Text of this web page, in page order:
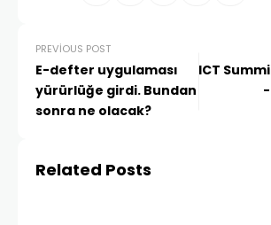
PREVIOUS POST
E-defter uygulaması
yürürlüğe girdi. Bundan
sonra ne olacak?
ICT
Related Posts